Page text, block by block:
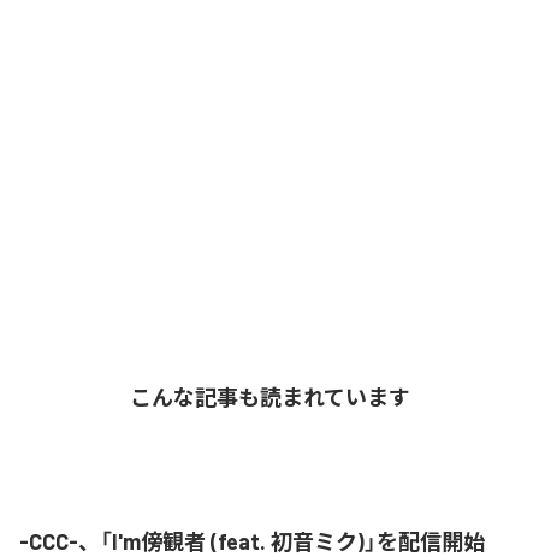
こんな記事も読まれています
-CCC-、「I'm傍観者 (feat. 初音ミク)」を配信開始